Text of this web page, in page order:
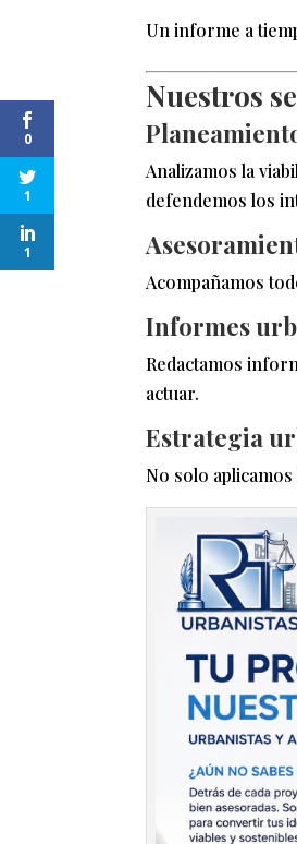
Un informe a
Nuestros
Analizamos la
defendemos los
Acompañamos
Informes
Redactamos
actuar.
Estrategia
No solo
0
1
1